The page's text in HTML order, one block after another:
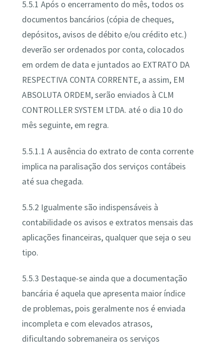
5.5.1 Após o encerramento do mês, todos os
documentos bancários (cópia de cheques,
depósitos, avisos de débito e/ou crédito etc.)
deverão ser ordenados por conta, colocados
em ordem de data e juntados ao EXTRATO DA
RESPECTIVA CONTA CORRENTE, a assim, EM
ABSOLUTA ORDEM, serão enviados à CLM
CONTROLLER SYSTEM LTDA. até o dia 10 do
mês seguinte, em regra.
5.5.1.1 A ausência do extrato de conta corrente
implica na paralisação dos serviços contábeis
até sua chegada.
5.5.2 Igualmente são indispensáveis à
contabilidade os avisos e extratos mensais das
aplicações financeiras, qualquer que seja o seu
tipo.
5.5.3 Destaque-se ainda que a documentação
bancária é aquela que apresenta maior índice
de problemas, pois geralmente nos é enviada
incompleta e com elevados atrasos,
dificultando sobremaneira os serviços